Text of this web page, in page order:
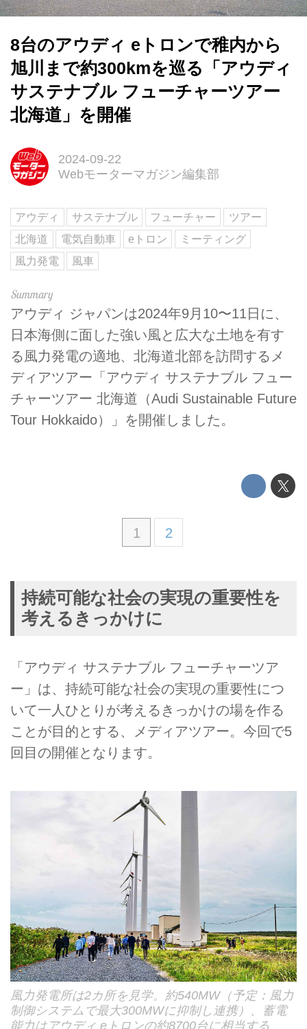
8台のアウディ eトロンで稚内から
旭川まで約300kmを巡る「アウディ
サステナブル フューチャーツアー
北海道」を開催
2024-09-22
Webモーターマガジン編集部
アウディ サステナブル フューチャー
ツアー
北海道
電気自動車 eトロン
ミーティング
風力発電
風車
アウディ ジャパンは2024年9月10〜11日に、
日本海側に面した強い風と広大な土地を有す
る風力発電の適地、北海道北部を訪問するメ
ディアツアー「アウディ サステナブル フュー
チャーツアー 北海道（Audi Sustainable Future
Tour Hokkaido）」を開催しました。
1 2
持続可能な社会の実現の重要性を
考えるきっかけに
「アウディ サステナブル フューチャーツア
ー」は、持続可能な社会の実現の重要性につ
いて一人ひとりが考えるきっかけの場を作る
ことが目的とする、メディアツアー。今回で5
回目の開催となります。
風力発電所は2カ所を見学。約540MW（予定：風力
制御システムで最大300MWに抑制し連携）、蓄電
能力はアウディ eトロンの約8700台に相当する